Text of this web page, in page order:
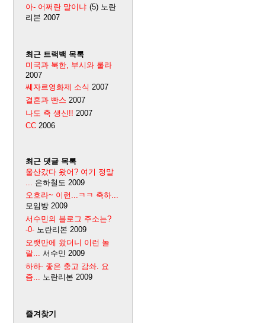
아- 어쩌란 말이냐 (5) 노란
리본 2007
최근 트랙백 목록
미국과 북한, 부시와 룰라
2007
쎄자르영화제 소식 2007
결혼과 빤스 2007
나도 축 생신!! 2007
CC 2006
최근 댓글 목록
울산갔다 왔어? 여기 정말
은하철도 2009
오호라~ 이런...ㅋㅋ 축하...
모임방 2009
서수민의 블로그 주소는?
-0- 노란리본 2009
오랫만에 왔더니 이런 놀
랄... 서수민 2009
하하- 좋은 충고 감솨. 요
즘... 노란리본 2009
즐겨찾기